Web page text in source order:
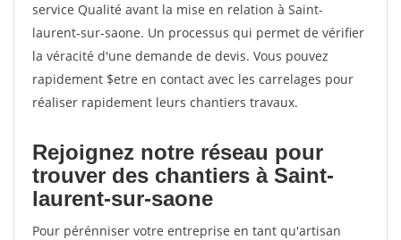
service Qualité avant la mise en relation à Saint-
laurent-sur-saone. Un processus qui permet de vérifier
la véracité d'une demande de devis. Vous pouvez
rapidement $etre en contact avec les carrelages pour
réaliser rapidement leurs chantiers travaux.
Rejoignez notre réseau pour
trouver des chantiers à Saint-
laurent-sur-saone
Pour pérénniser votre entreprise en tant qu'artisan